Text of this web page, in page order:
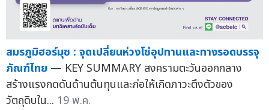
สมรภูมิฮอร์มุซ : จุดเปลี่ยนห่วงโซ่อุปทานและทางรอดบรรจุ
ภัณฑ์ไทย — KEY SUMMARY สงครามตะวันออกกลาง
สร้างแรงกดดันด้านต้นทุนและก่อให้เกิดภาวะตึงตัวของ
วัตถุดิบใน... 19 พ.ค.